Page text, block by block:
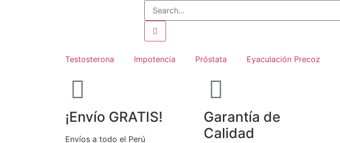
Testosterona Impotencia Próstata Eyaculación Precoz
¡Envío GRATIS!
Envíos a todo el Perú
Garantía de
Calidad